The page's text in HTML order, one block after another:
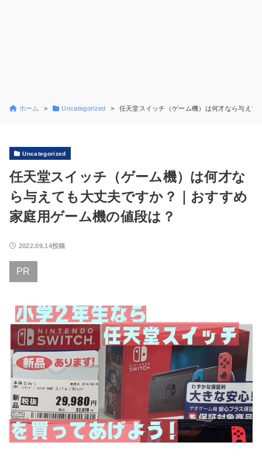
ホーム Uncategorized 任天堂スイッチ（ゲーム機）は何才なら与え
Uncategorized
任天堂スイッチ（ゲーム機）は何才な
ら与えても大丈夫ですか？｜おすすめ
家庭用ゲーム機の値段は？
2022.09.14投稿
PR